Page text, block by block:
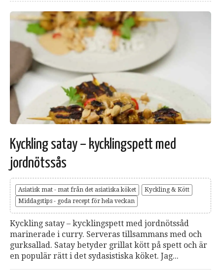
Kyckling satay – kycklingspett med
jordnötssås
Asiatisk mat - mat från det asiatiska köket
Kyckling & Kött
Middagstips - goda recept för hela veckan
Kyckling satay – kycklingspett med jordnötssåd
marinerade i curry. Serveras tillsammans med och
gurksallad. Satay betyder grillat kött på spett och är
en populär rätt i det sydasistiska köket. Jag...